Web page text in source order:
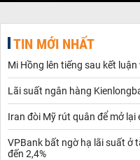
TIN MỚI NHẤT
Mi Hồng lên tiếng sau kết
Lãi suất ngân hàng
Iran đòi Mỹ rút quân để mở lại
VPBank bất ngờ hạ lãi suất ở
đến 2,4%